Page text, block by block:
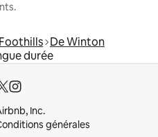
Foothills De Winton
durée
Inc.
générales